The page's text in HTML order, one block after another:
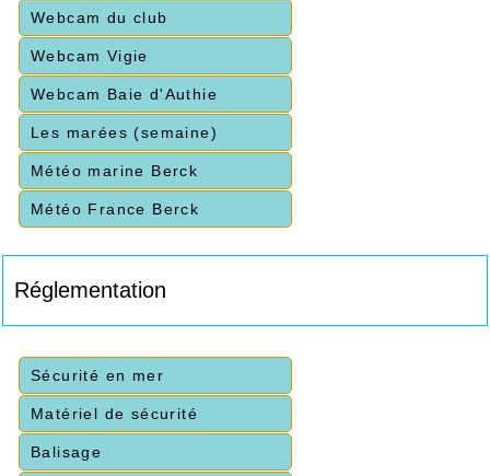
Webcam du club
Webcam Vigie
Webcam Baie d'Authie
Les marées (semaine)
Météo marine Berck
Météo France Berck
Réglementation
Sécurité en mer
Matériel de sécurité
Balisage